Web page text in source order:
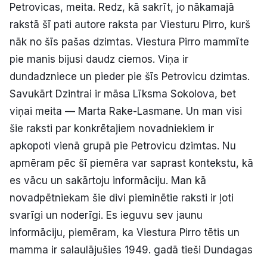
Petrovicas, meita. Redz, kā sakrīt, jo nākamajā
rakstā šī pati autore raksta par Viesturu Pirro, kurš
nāk no šīs pašas dzimtas. Viestura Pirro mammīte
pie manis bijusi daudz ciemos. Viņa ir
dundadzniece un pieder pie šīs Petrovicu dzimtas.
Savukārt Dzintrai ir māsa Līksma Sokolova, bet
viņai meita — Marta Rake-Lasmane. Un man visi
šie raksti par konkrētajiem novadniekiem ir
apkopoti vienā grupā pie Petrovicu dzimtas. Nu
apmēram pēc šī piemēra var saprast kontekstu, kā
es vācu un sakārtoju informāciju. Man kā
novadpētniekam šie divi pieminētie raksti ir ļoti
svarīgi un noderīgi. Es ieguvu sev jaunu
informāciju, piemēram, ka Viestura Pirro tētis un
mamma ir salaulājušies 1949. gadā tieši Dundagas